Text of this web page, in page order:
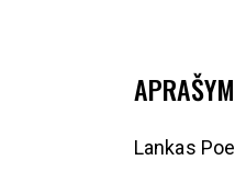
Lankas